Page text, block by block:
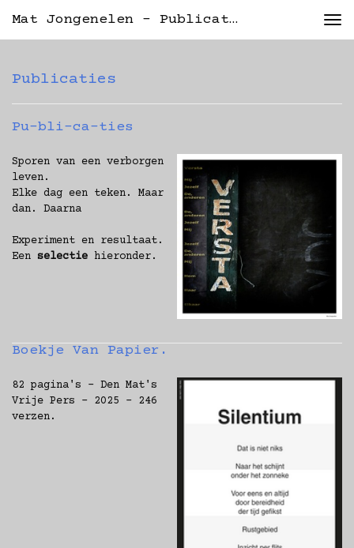
Mat Jongenelen - Publicaties
Publicaties
Pu-bli-ca-ties
Sporen van een verborgen
leven.
Elke dag een teken. Maar
dan. Daarna
Experiment en resultaat.
Een selectie hieronder.
Boekje Van Papier.
82 pagina's - Den Mat's
Vrije Pers - 2025 - 246
verzen.